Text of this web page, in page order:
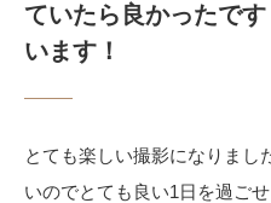
ていたら良かったで
います！
とても楽しい撮影になりまし
いのでとても良い1日を過ご